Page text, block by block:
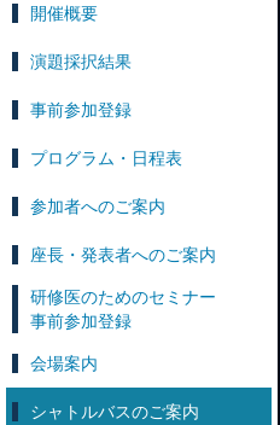
開催概要
演題採択結果
事前参加登録
プログラム・日程表
参加者へのご案内
座長・発表者へのご案内
研修医のためのセミナー
事前参加登録
会場案内
シャトルバスのご案内